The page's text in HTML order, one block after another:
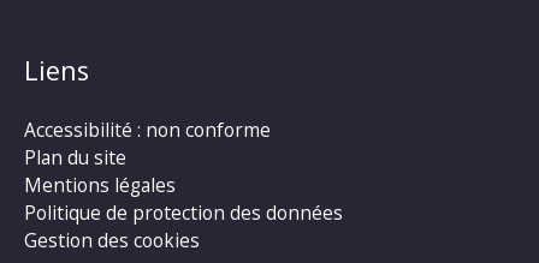
Liens
Accessibilité : non conforme
Plan du site
Mentions légales
Politique de protection des données
Gestion des cookies